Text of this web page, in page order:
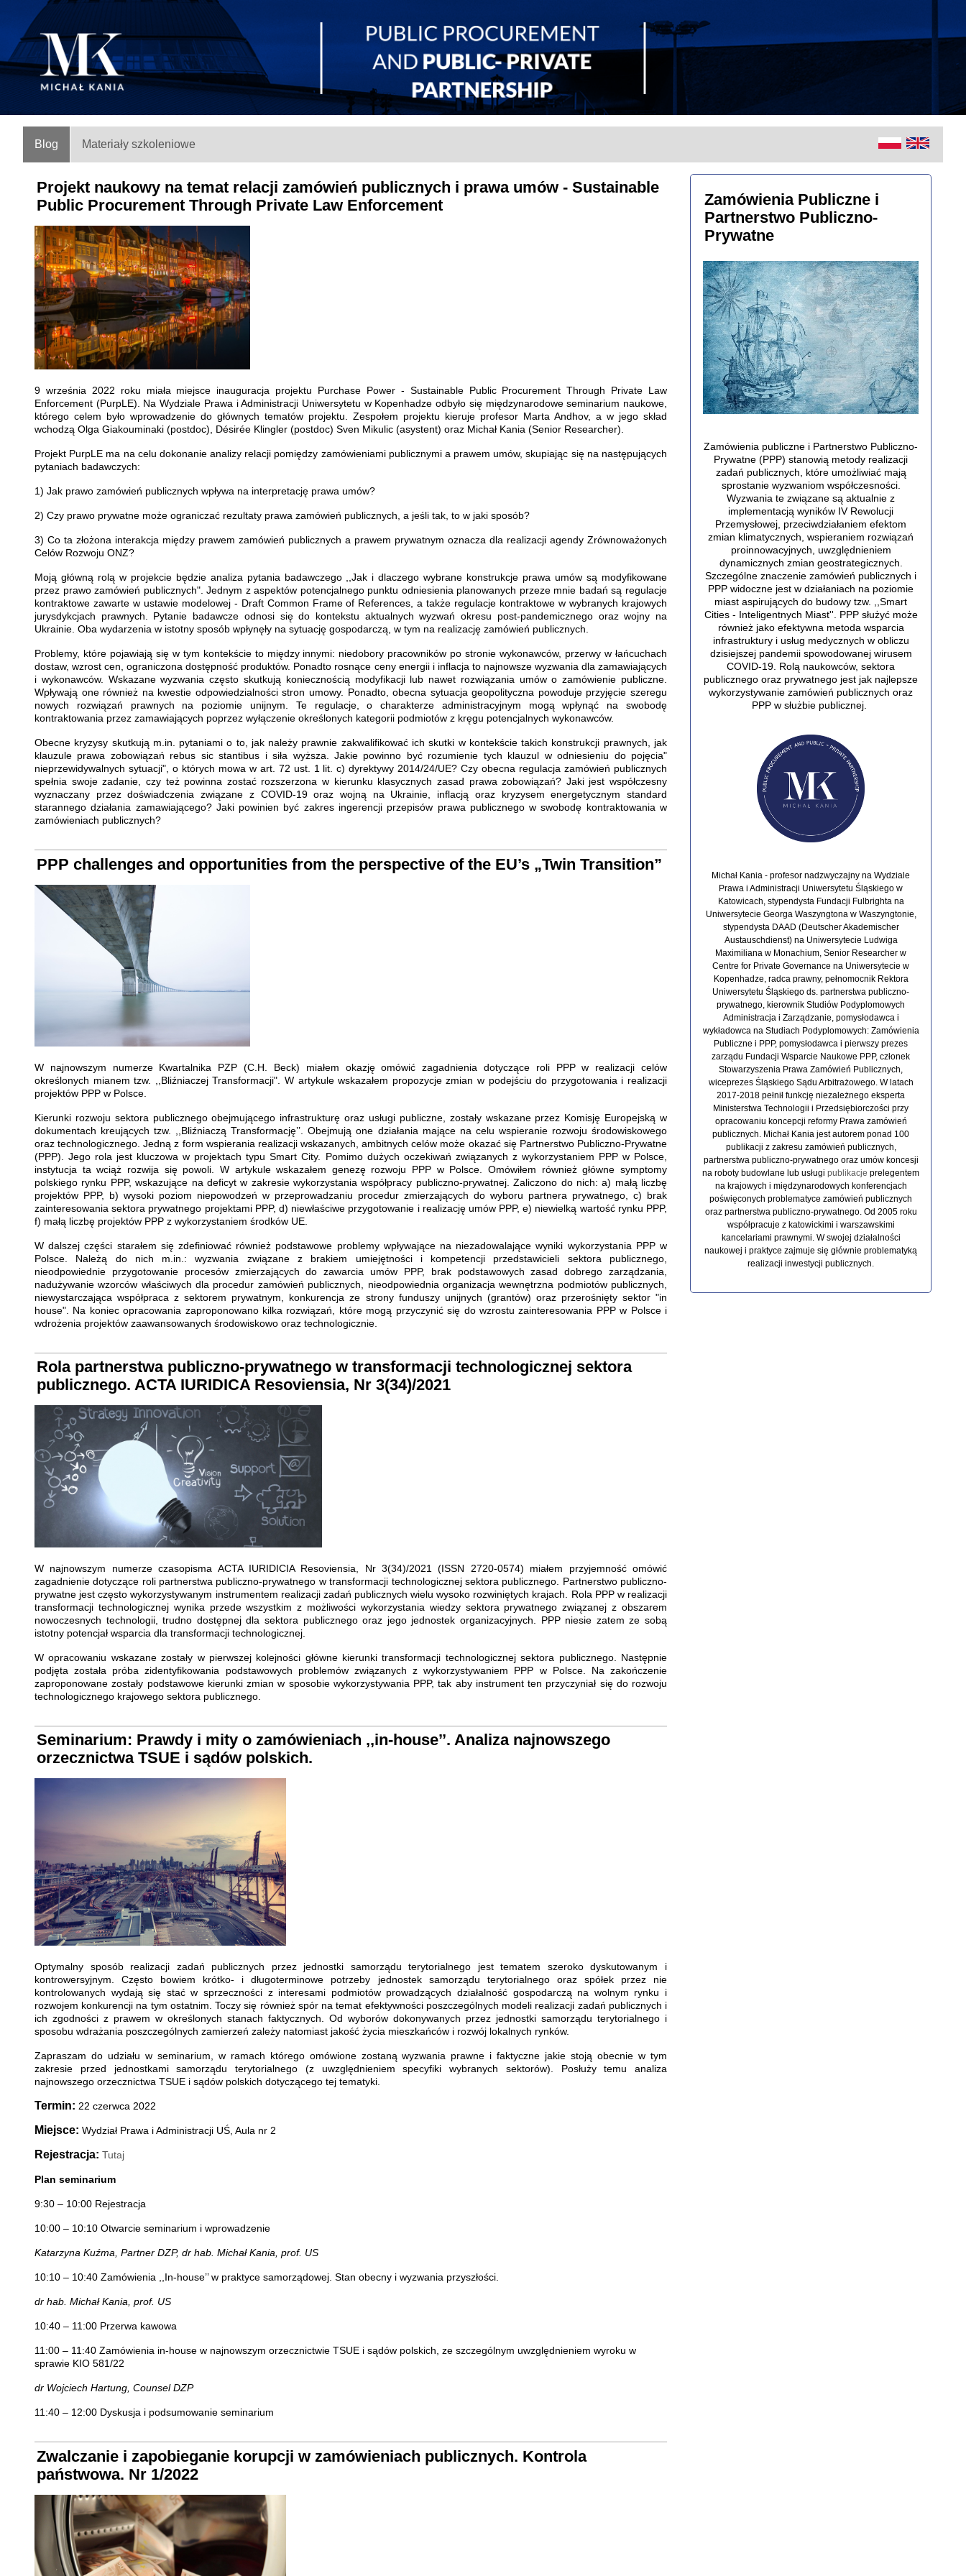
Blog Materiały szkoleniowe
Projekt naukowy na temat relacji zamówień publicznych i prawa umów - Sustainable
Public Procurement Through Private Law Enforcement
9 września 2022 roku miała miejsce inauguracja projektu Purchase Power - Sustainable Public Procurement Through Private Law
Enforcement (PurpLE). Na Wydziale Prawa i Administracji Uniwersytetu w Kopenhadze odbyło się międzynarodowe seminarium naukowe,
którego celem było wprowadzenie do głównych tematów projektu. Zespołem projektu kieruje profesor Marta Andhov, a w jego skład
wchodzą Olga Giakouminaki (postdoc), Désirée Klingler (postdoc) Sven Mikulic (asystent) oraz Michał Kania (Senior Researcher).
Projekt PurpLE ma na celu dokonanie analizy relacji pomiędzy zamówieniami publicznymi a prawem umów, skupiając się na następujących
pytaniach badawczych:
1) Jak prawo zamówień publicznych wpływa na interpretację prawa umów?
2) Czy prawo prywatne może ograniczać rezultaty prawa zamówień publicznych, a jeśli tak, to w jaki sposób?
3) Co ta złożona interakcja między prawem zamówień publicznych a prawem prywatnym oznacza dla realizacji agendy Zrównoważonych
Celów Rozwoju ONZ?
Moją główną rolą w projekcie będzie analiza pytania badawczego ,,Jak i dlaczego wybrane konstrukcje prawa umów są modyfikowane
przez prawo zamówień publicznych". Jednym z aspektów potencjalnego punktu odniesienia planowanych przeze mnie badań są regulacje
kontraktowe zawarte w ustawie modelowej - Draft Common Frame of References, a także regulacje kontraktowe w wybranych krajowych
jurysdykcjach prawnych. Pytanie badawcze odnosi się do kontekstu aktualnych wyzwań okresu post-pandemicznego oraz wojny na
Ukrainie. Oba wydarzenia w istotny sposób wpłynęły na sytuację gospodarczą, w tym na realizację zamówień publicznych.
Problemy, które pojawiają się w tym kontekście to między innymi: niedobory pracowników po stronie wykonawców, przerwy w łańcuchach
dostaw, wzrost cen, ograniczona dostępność produktów. Ponadto rosnące ceny energii i inflacja to najnowsze wyzwania dla zamawiających
i wykonawców. Wskazane wyzwania często skutkują koniecznością modyfikacji lub nawet rozwiązania umów o zamówienie publiczne.
Wpływają one również na kwestie odpowiedzialności stron umowy. Ponadto, obecna sytuacja geopolityczna powoduje przyjęcie szeregu
nowych rozwiązań prawnych na poziomie unijnym. Te regulacje, o charakterze administracyjnym mogą wpłynąć na swobodę
kontraktowania przez zamawiających poprzez wyłączenie określonych kategorii podmiotów z kręgu potencjalnych wykonawców.
Obecne kryzysy skutkują m.in. pytaniami o to, jak należy prawnie zakwalifikować ich skutki w kontekście takich konstrukcji prawnych, jak
klauzule prawa zobowiązań rebus sic stantibus i siła wyższa. Jakie powinno być rozumienie tych klauzul w odniesieniu do pojęcia"
nieprzewidywalnych sytuacji", o których mowa w art. 72 ust. 1 lit. c) dyrektywy 2014/24/UE? Czy obecna regulacja zamówień publicznych
spełnia swoje zadanie, czy też powinna zostać rozszerzona w kierunku klasycznych zasad prawa zobowiązań? Jaki jest współczesny
wyznaczany przez doświadczenia związane z COVID-19 oraz wojną na Ukrainie, inflacją oraz kryzysem energetycznym standard
starannego działania zamawiającego? Jaki powinien być zakres ingerencji przepisów prawa publicznego w swobodę kontraktowania w
zamówieniach publicznych?
PPP challenges and opportunities from the perspective of the EU’s „Twin Transition”
W najnowszym numerze Kwartalnika PZP (C.H. Beck) miałem okazję omówić zagadnienia dotyczące roli PPP w realizacji celów
określonych mianem tzw. ,,Bliźniaczej Transformacji". W artykule wskazałem propozycje zmian w podejściu do przygotowania i realizacji
projektów PPP w Polsce.
Kierunki rozwoju sektora publicznego obejmującego infrastrukturę oraz usługi publiczne, zostały wskazane przez Komisję Europejską w
dokumentach kreujących tzw. ,,Bliźniaczą Transformację’’. Obejmują one działania mające na celu wspieranie rozwoju środowiskowego
oraz technologicznego. Jedną z form wspierania realizacji wskazanych, ambitnych celów może okazać się Partnerstwo Publiczno-Prywatne
(PPP). Jego rola jest kluczowa w projektach typu Smart City. Pomimo dużych oczekiwań związanych z wykorzystaniem PPP w Polsce,
instytucja ta wciąż rozwija się powoli. W artykule wskazałem genezę rozwoju PPP w Polsce. Omówiłem również główne symptomy
polskiego rynku PPP, wskazujące na deficyt w zakresie wykorzystania współpracy publiczno-prywatnej. Zaliczono do nich: a) małą liczbę
projektów PPP, b) wysoki poziom niepowodzeń w przeprowadzaniu procedur zmierzających do wyboru partnera prywatnego, c) brak
zainteresowania sektora prywatnego projektami PPP, d) niewłaściwe przygotowanie i realizację umów PPP, e) niewielką wartość rynku PPP,
f) małą liczbę projektów PPP z wykorzystaniem środków UE.
W dalszej części starałem się zdefiniować również podstawowe problemy wpływające na niezadowalające wyniki wykorzystania PPP w
Polsce. Należą do nich m.in.: wyzwania związane z brakiem umiejętności i kompetencji przedstawicieli sektora publicznego,
nieodpowiednie przygotowanie procesów zmierzających do zawarcia umów PPP, brak podstawowych zasad dobrego zarządzania,
nadużywanie wzorców właściwych dla procedur zamówień publicznych, nieodpowiednia organizacja wewnętrzna podmiotów publicznych,
niewystarczająca współpraca z sektorem prywatnym, konkurencja ze strony funduszy unijnych (grantów) oraz przerośnięty sektor "in
house". Na koniec opracowania zaproponowano kilka rozwiązań, które mogą przyczynić się do wzrostu zainteresowania PPP w Polsce i
wdrożenia projektów zaawansowanych środowiskowo oraz technologicznie.
Rola partnerstwa publiczno-prywatnego w transformacji technologicznej sektora
publicznego. ACTA IURIDICA Resoviensia, Nr 3(34)/2021
W najnowszym numerze czasopisma ACTA IURIDICIA Resoviensia, Nr 3(34)/2021 (ISSN 2720-0574) miałem przyjemność omówić
zagadnienie dotyczące roli partnerstwa publiczno-prywatnego w transformacji technologicznej sektora publicznego. Partnerstwo publiczno-
prywatne jest często wykorzystywanym instrumentem realizacji zadań publicznych wielu wysoko rozwiniętych krajach. Rola PPP w realizacji
transformacji technologicznej wynika przede wszystkim z możliwości wykorzystania wiedzy sektora prywatnego związanej z obszarem
nowoczesnych technologii, trudno dostępnej dla sektora publicznego oraz jego jednostek organizacyjnych. PPP niesie zatem ze sobą
istotny potencjał wsparcia dla transformacji technologicznej.
W opracowaniu wskazane zostały w pierwszej kolejności główne kierunki transformacji technologicznej sektora publicznego. Następnie
podjęta została próba zidentyfikowania podstawowych problemów związanych z wykorzystywaniem PPP w Polsce. Na zakończenie
zaproponowane zostały podstawowe kierunki zmian w sposobie wykorzystywania PPP, tak aby instrument ten przyczyniał się do rozwoju
technologicznego krajowego sektora publicznego.
Seminarium: Prawdy i mity o zamówieniach ,,in-house’’. Analiza najnowszego
orzecznictwa TSUE i sądów polskich.
Optymalny sposób realizacji zadań publicznych przez jednostki samorządu terytorialnego jest tematem szeroko dyskutowanym i
kontrowersyjnym. Często bowiem krótko- i długoterminowe potrzeby jednostek samorządu terytorialnego oraz spółek przez nie
kontrolowanych wydają się stać w sprzeczności z interesami podmiotów prowadzących działalność gospodarczą na wolnym rynku i
rozwojem konkurencji na tym ostatnim. Toczy się również spór na temat efektywności poszczególnych modeli realizacji zadań publicznych i
ich zgodności z prawem w określonych stanach faktycznych. Od wyborów dokonywanych przez jednostki samorządu terytorialnego i
sposobu wdrażania poszczególnych zamierzeń zależy natomiast jakość życia mieszkańców i rozwój lokalnych rynków.
Zapraszam do udziału w seminarium, w ramach którego omówione zostaną wyzwania prawne i faktyczne jakie stoją obecnie w tym
zakresie przed jednostkami samorządu terytorialnego (z uwzględnieniem specyfiki wybranych sektorów). Posłuży temu analiza
najnowszego orzecznictwa TSUE i sądów polskich dotyczącego tej tematyki.
Termin: 22 czerwca 2022
Miejsce: Wydział Prawa i Administracji UŚ, Aula nr 2
Rejestracja: Tutaj
Plan seminarium
9:30 – 10:00 Rejestracja
10:00 – 10:10 Otwarcie seminarium i wprowadzenie
Katarzyna Kuźma, Partner DZP, dr hab. Michał Kania, prof. US
10:10 – 10:40 Zamówienia ,,In-house’’ w praktyce samorządowej. Stan obecny i wyzwania przyszłości.
dr hab. Michał Kania, prof. US
10:40 – 11:00 Przerwa kawowa
11:00 – 11:40 Zamówienia in-house w najnowszym orzecznictwie TSUE i sądów polskich, ze szczególnym uwzględnieniem wyroku w
sprawie KIO 581/22
dr Wojciech Hartung, Counsel DZP
11:40 – 12:00 Dyskusja i podsumowanie seminarium
Zwalczanie i zapobieganie korupcji w zamówieniach publicznych. Kontrola
państwowa. Nr 1/2022
Zamówienia Publiczne i
Partnerstwo Publiczno-
Prywatne
Zamówienia publiczne i Partnerstwo Publiczno-
Prywatne (PPP) stanowią metody realizacji
zadań publicznych, które umożliwiać mają
sprostanie wyzwaniom współczesności.
Wyzwania te związane są aktualnie z
implementacją wyników IV Rewolucji
Przemysłowej, przeciwdziałaniem efektom
zmian klimatycznych, wspieraniem rozwiązań
proinnowacyjnych, uwzględnieniem
dynamicznych zmian geostrategicznych.
Szczególne znaczenie zamówień publicznych i
PPP widoczne jest w działaniach na poziomie
miast aspirujących do budowy tzw. ,,Smart
Cities - Inteligentnych Miast''. PPP służyć może
również jako efektywna metoda wsparcia
infrastruktury i usług medycznych w obliczu
dzisiejszej pandemii spowodowanej wirusem
COVID-19. Rolą naukowców, sektora
publicznego oraz prywatnego jest jak najlepsze
wykorzystywanie zamówień publicznych oraz
PPP w służbie publicznej.
Michał Kania - profesor nadzwyczajny na Wydziale
Prawa i Administracji Uniwersytetu Śląskiego w
Katowicach, stypendysta Fundacji Fulbrighta na
Uniwersytecie Georga Waszyngtona w Waszyngtonie,
stypendysta DAAD (Deutscher Akademischer
Austauschdienst) na Uniwersytecie Ludwiga
Maximiliana w Monachium, Senior Researcher w
Centre for Private Governance na Uniwersytecie w
Kopenhadze, radca prawny, pełnomocnik Rektora
Uniwersytetu Śląskiego ds. partnerstwa publiczno-
prywatnego, kierownik Studiów Podyplomowych
Administracja i Zarządzanie, pomysłodawca i
wykładowca na Studiach Podyplomowych: Zamówienia
Publiczne i PPP, pomysłodawca i pierwszy prezes
zarządu Fundacji Wsparcie Naukowe PPP, członek
Stowarzyszenia Prawa Zamówień Publicznych,
wiceprezes Śląskiego Sądu Arbitrażowego. W latach
2017-2018 pełnił funkcję niezależnego eksperta
Ministerstwa Technologii i Przedsiębiorczości przy
opracowaniu koncepcji reformy Prawa zamówień
publicznych. Michał Kania jest autorem ponad 100
publikacji z zakresu zamówień publicznych,
partnerstwa publiczno-prywatnego oraz umów koncesji
na roboty budowlane lub usługi publikacje prelegentem
na krajowych i międzynarodowych konferencjach
poświęconych problematyce zamówień publicznych
oraz partnerstwa publiczno-prywatnego. Od 2005 roku
współpracuje z katowickimi i warszawskimi
kancelariami prawnymi. W swojej działalności
naukowej i praktyce zajmuje się głównie problematyką
realizacji inwestycji publicznych.